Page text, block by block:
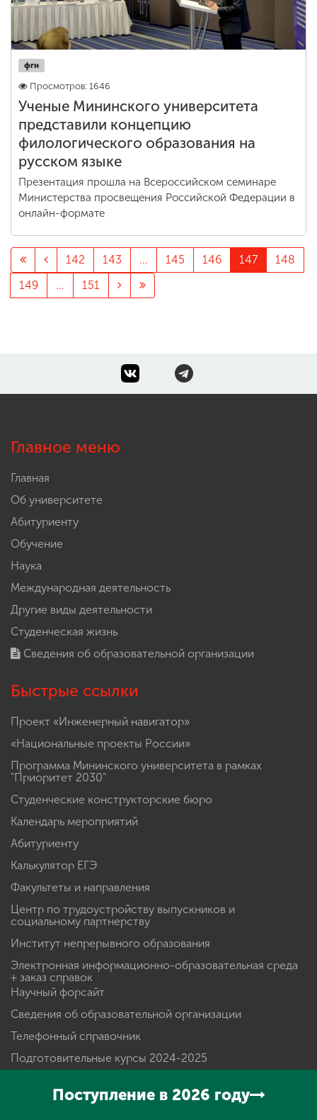
фгн
Просмотров: 1646
Ученые Мининского университета
представили концепцию
филологического образования на
русском языке
Презентация прошла на Всероссийском семинаре
Министерства просвещения Российской Федерации в
онлайн-формате
142 143 ... 145 146 147
148
149
... 151
Главное меню
Главная
Об университете
Абитуриенту
Обучение
Наука
Международная деятельность
Другие виды деятельности
Студенческая жизнь
Сведения об образовательной организации
Быстрые ссылки
Проект «Инженерный навигатор»
«Национальные проекты России»
Программа Мининского университета в рамках
"Приоритет 2030"
Студенческие конструкторские бюро
Календарь мероприятий
Абитуриенту
Калькулятор ЕГЭ
Факультеты и направления
Центр по трудоустройству выпускников и
социальному партнерству
Институт непрерывного образования
Электронная информационно-образовательная среда
+ заказ справок
Научный форсайт
Сведения об образовательной организации
Телефонный справочник
Подготовительные курсы 2024-2025
Мининского университета
Поступление в 2026 году